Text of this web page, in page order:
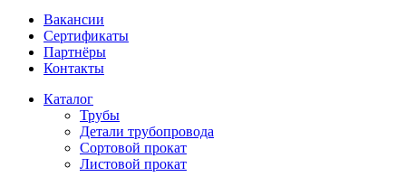
Вакансии
Сертификаты
Партнёры
Контакты
Каталог
Трубы
Детали трубопровода
Сортовой прокат
Листовой прокат